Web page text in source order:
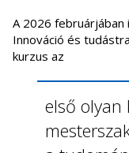
A 2026
Innováció és
kurzus az
első olyan